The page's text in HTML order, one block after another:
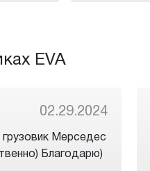
EVA
02.29.2024
грузовик Мерседес
Благодарю)